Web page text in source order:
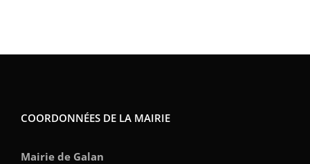
COORDONNÉES DE LA MAIRIE
Mairie de Galan